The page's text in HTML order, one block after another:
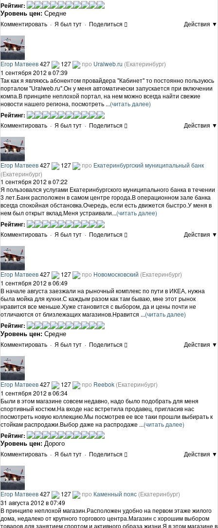
Рейтинг:
Уровень цен: Средне
Комментировать · Я был тут · Поделиться Действия ▼
Егор Матвеев427 127 про Uralweb.ru (Екатеринбург)
1 сентября 2012 в 07:39
Так как я являюсь абонентом провайдера "Кабинет" то постоянно пользуюсь
порталом "Uralweb.ru".Он у меня автоматически запускается при включении
компа.В принципе неплохой портал, на нем можно всегда найти свежие
новости нашего региона, посмотреть ...(читать далее)
Рейтинг:
Комментировать · Я был тут · Поделиться Действия ▼
Егор Матвеев427 127 про Екатеринбургский муниципальный банк
(Екатеринбург)
1 сентября 2012 в 07:22
Я пользовался услугами Екатеринбургского муниципального банка в течении
3 лет.Банк расположен в самом центре города.В операционном зале банка
всегда спокойная обстановка.Очередь, если есть движется быстро.У меня в
нем был открыт вклад.Меня устраивали...(читать далее)
Рейтинг:
Комментировать · Я был тут · Поделиться Действия ▼
Егор Матвеев427 127 про Новомосковский (Екатеринбург)
1 сентября 2012 в 06:49
В начале августа заезжали на рыночный комплекс по пути в ИКЕА, нужна
была мойка для кухни.С каждым разом как там бываю, мне этот рынок
нравится все меньше.Хуже становится с выбором, да и цены почти не
отличаются от близлежащих магазинов.Нравится ...(читать далее)
Рейтинг:
Уровень цен: Средне
Комментировать · Я был тут · Поделиться Действия ▼
Егор Матвеев427 127 про Reebok (Екатеринбург)
1 сентября 2012 в 06:34
Были в этом магазине совсем недавно, надо было подобрать для меня
спортивный костюм.На входе нас встретила продавец, пригласив нас
посмотреть новую коллекцию.Мы посмотрев ее все таки прошли выбирать к
стойкам распродажи.Выбор даже на распродаже ...(читать далее)
Рейтинг:
Уровень цен: Дорого
Комментировать · Я был тут · Поделиться Действия ▼
Егор Матвеев427 127 про Каменный пояс (Екатеринбург)
31 августа 2012 в 07:49
В принципе неплохой магазин.Расположен удобно на первом этаже жилого
дома, недалеко от крупного торгового центра.Магазин с хорошим выбором
товаров для занятием спортом и активного образа жизни.Я в этом магазине в